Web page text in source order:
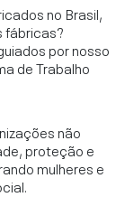
no Brasil,
fábricas?
por nosso
de Trabalho
não
proteção e
mulheres e